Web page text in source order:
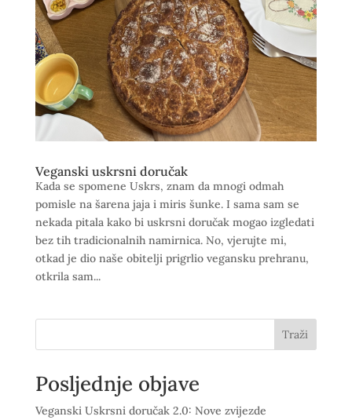
Veganski uskrsni doručak
Kada se spomene Uskrs, znam da mnogi odmah
pomisle na šarena jaja i miris šunke. I sama sam se
nekada pitala kako bi uskrsni doručak mogao izgledati
bez tih tradicionalnih namirnica. No, vjerujte mi,
otkad je dio naše obitelji prigrlio vegansku prehranu,
otkrila sam...
Traži
Posljednje objave
Veganski Uskrsni doručak 2.0: Nove zvijezde